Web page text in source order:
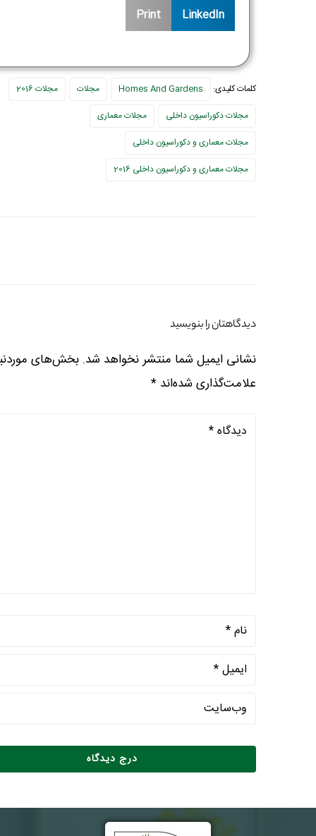
LinkedIn
Print
کلمات کلیدی: Homes And Gardens مجلات
مجلات 2016
مجلات دکوراسیون داخلی
مجلات معماری
مجلات معماری و دکوراسیون داخلی
مجلات معماری و دکوراسیون داخلی 2016
دیدگاهتان را بنویسید
نشانی ایمیل شما منتشر نخواهد شد. بخش‌های
علامت‌گذاری شده‌اند *